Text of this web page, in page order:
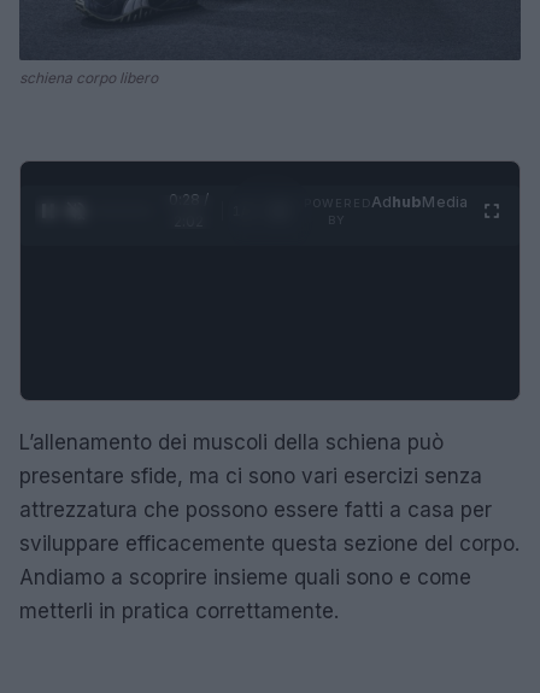
schiena corpo libero
0:28 /
AdhubMedia
L’allenamento dei muscoli della schiena può
presentare sfide, ma ci sono vari esercizi senza
attrezzatura che possono essere fatti a casa per
sviluppare efficacemente questa sezione del corpo.
Andiamo a scoprire insieme quali sono e come
metterli in pratica correttamente.